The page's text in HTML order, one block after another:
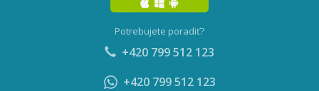
Potrebujete poradiť?
+420 799 512 123
+420 799 512 123